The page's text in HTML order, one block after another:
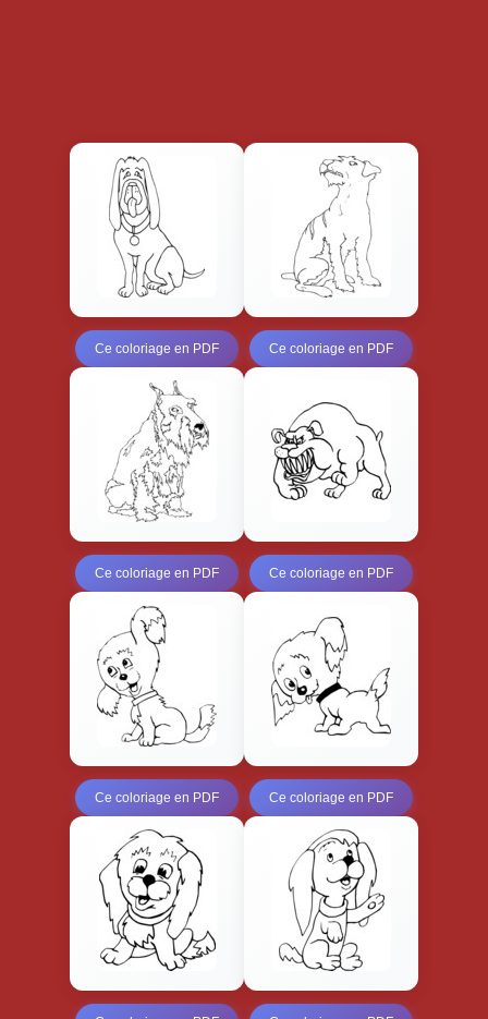
Ce coloriage en PDF Ce coloriage en PDF
Ce coloriage en PDF Ce coloriage en PDF
Ce coloriage en PDF Ce coloriage en PDF